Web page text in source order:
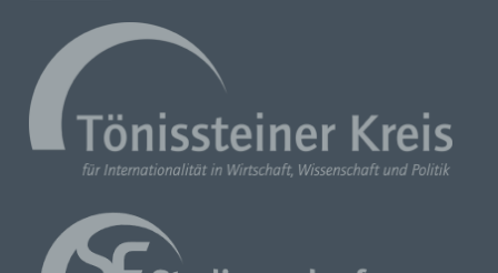
g) Verantwortlicher oder für die Verarbeitung
Verantwortlicher
Verantwortlicher oder für die Verarbeitung Verantwortlicher
ist die natürliche oder juristische Person, Behörde, Einrichtung
oder andere Stelle, die allein oder gemeinsam mit anderen
über die Zwecke und Mittel der Verarbeitung von
und Mittel der Verarbeitung durch das Unionsrecht oder das
Recht der Mitgliedstaaten bestimmt, so können der
Verantwortliche oder die spezifischen Kriterien für seine